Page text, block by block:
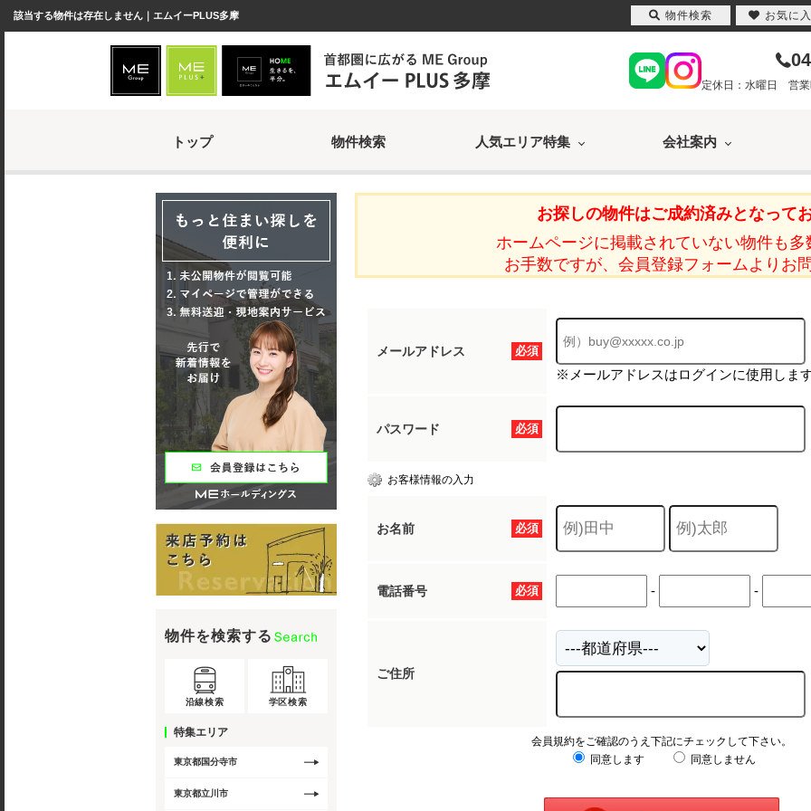
該当する物件は存在しません｜エムイーPLUS多摩
定休日：水曜日 営
トップ 物件検索 人気エリア特集 会社案内
お探しの物件はご成約済みとなってお
ホームページに掲載されていない物件も多
お手数ですが、会員登録フォームよりお
必須
メールアドレス
※メールアドレスはログインに使用します
必須
パスワード
お客様情報の入力
必須
お名前
必須
電話番号 - -
ご住所
会員規約をご確認のうえ下記にチェックして下さい。
同意します
同意しません
物件を検索する
沿線検索 学区検索
特集エリア
東京都国分寺市
東京都立川市
物件検索 お気に